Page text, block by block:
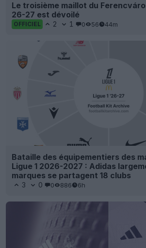
Le troisième maillot du
26-27 est dévoilé
OFFICIEL 2 1 0 56 44m
Bataille des équipementiers des
Ligue 1 2026-2027 : Adidas
marques se partagent 18 clubs
3 0 0 886 6h